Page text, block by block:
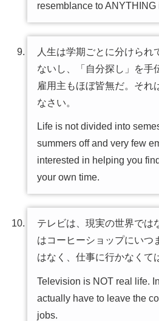
resemblance to ANYTHING
人生は学期ごとに分けられ
ないし、「自分探し」を手
雇用主もほぼ皆無だ。それ
なさい。
Life is not divided into
summers off and very few
interested in helping you
your own time.
テレビは、現実の世界では
はコーヒーショップにいつ
はなく、仕事に行かなくて
Television is NOT real life.
actually have to leave the
jobs.